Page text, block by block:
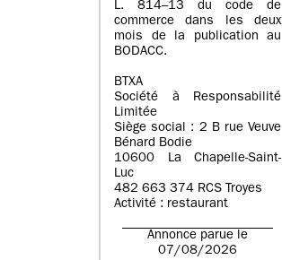
L. 814–13 du code de
commerce dans les deux
mois de la publication au
BODACC.
BTXA
Société à Responsabilité
Limitée
Siège social : 2 B rue Veuve
Bénard Bodie
10600 La Chapelle-Saint-
Luc
482 663 374 RCS Troyes
Activité : restaurant
Annonce parue le
07/08/2026